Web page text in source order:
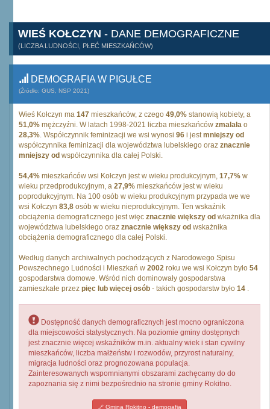
WIEŚ KOŁCZYN - DANE DEMOGRAFICZNE
(LICZBA LUDNOŚCI, PŁEĆ MIESZKAŃCÓW)
DEMOGRAFIA W PIGUŁCE
(Źródło: GUS, NSP 2021)
Wieś Kołczyn ma 147 mieszkańców, z czego 49,0% stanowią kobiety, a
51,0% mężczyźni. W latach 1998-2021 liczba mieszkańców zmalała o
28,3%. Współczynnik feminizacji we wsi wynosi 96 i jestmniejszy od
współczynnika feminizacji dla województwa lubelskiego oraz znacznie
mniejszy od współczynnika dla całej Polski.
54,4% mieszkańców wsi Kołczyn jest w wieku produkcyjnym, 17,7% w
wieku przedprodukcyjnym, a 27,9% mieszkańców jest w wieku
poprodukcyjnym. Na 100 osób w wieku produkcyjnym przypada we we
wsi Kołczyn 83,8 osób w wieku nieprodukcyjnym. Ten wskaźnik
obciążenia demograficznego jest więc znacznie większy od wkażnika dla
województwa lubelskiego oraz znacznie większy od wskażnika
obciążenia demograficznego dla całej Polski.
Według danych archiwalnych pochodzących z Narodowego Spisu
Powszechnego Ludności i Mieszkań w 2002 roku we wsi Kołczyn było 54
gospodarstwa domowe. Wśród nich dominowały gospodarstwa
zamieszkałe przez pięc lub więcej osób - takich gospodarstw było 14 .
Dostępność danych demograficznych jest mocno ograniczona
dla miejscowości statystycznych. Na poziomie gminy dostępnych
jest znacznie więcej wskaźników m.in. aktualny wiek i stan cywilny
mieszkańców, liczba małżeństw i rozwodów, przyrost naturalny,
migracja ludności oraz prognozowana populacja.
Zainteresowanych wspomnianymi obszarami zachęcamy do do
zapoznania się z nimi bezpośrednio na stronie gminy Rokitno.
Gmina Rokitno - demogafia